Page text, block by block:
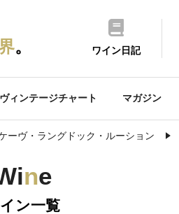
。 ワイン日記
ヴィンテージチャート マガジン
ーヴ・ラングドック・ルーション
ne
ン一覧